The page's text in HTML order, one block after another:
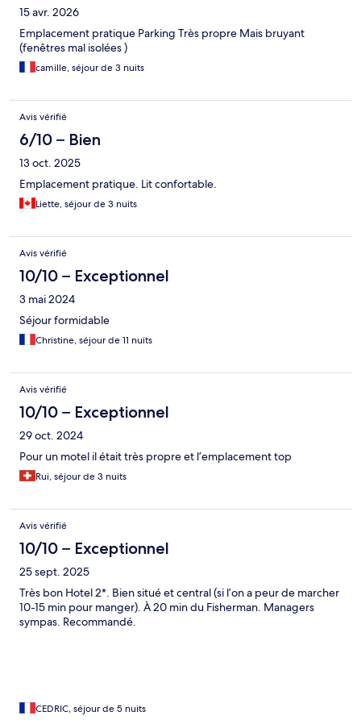
15 avr. 2026
Emplacement pratique Parking Très propre Mais bruyant
(fenêtres mal isolées )
camille, séjour de 3 nuits
Avis vérifié
6/10 – Bien
13 oct. 2025
Emplacement pratique. Lit confortable.
Liette, séjour de 3 nuits
Avis vérifié
10/10 – Exceptionnel
3 mai 2024
Séjour formidable
Christine, séjour de 11 nuits
Avis vérifié
10/10 – Exceptionnel
29 oct. 2024
Pour un motel il était très propre et l’emplacement top
Rui, séjour de 3 nuits
Avis vérifié
10/10 – Exceptionnel
25 sept. 2025
Très bon Hotel 2*. Bien situé et central (si l’on a peur de marcher
10-15 min pour manger). À 20 min du Fisherman. Managers
sympas. Recommandé.
CEDRIC, séjour de 5 nuits